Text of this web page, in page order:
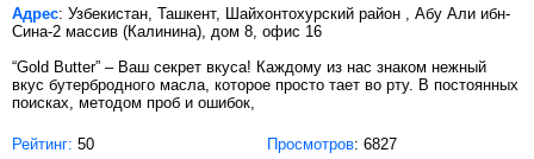
Адрес: Узбекистан, Ташкент, Шайхонтохурский район , Абу Али ибн-
Сина-2 массив (Калинина), дом 8, офис 16
“Gold Butter” – Ваш секрет вкуса! Каждому из нас знаком нежный
вкус бутербродного масла, которое просто тает во рту. В постоянных
поисках, методом проб и ошибок,
Рейтинг: 50 Просмотров: 6827